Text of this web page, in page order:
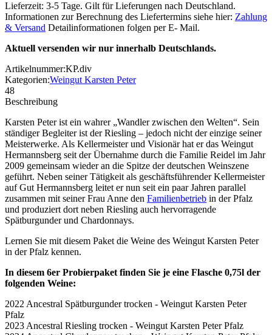
Lieferzeit: 3-5 Tage. Gilt für Lieferungen nach Deutschland.
Informationen zur Berechnung des Liefertermins siehe hier: Zahlung
& Versand Detailinformationen folgen per E- Mail.
Aktuell versenden wir nur innerhalb Deutschlands.
Artikelnummer:KP.div
Kategorien:Weingut Karsten Peter
48
Beschreibung
Karsten Peter ist ein wahrer „Wandler zwischen den Welten“. Sein
ständiger Begleiter ist der Riesling – jedoch nicht der einzige seiner
Meisterwerke. Als Kellermeister und Visionär hat er das Weingut
Hermannsberg seit der Übernahme durch die Familie Reidel im Jahr
2009 gemeinsam wieder an die Spitze der deutschen Weinszene
geführt. Neben seiner Tätigkeit als geschäftsführender Kellermeister
auf Gut Hermannsberg leitet er nun seit ein paar Jahren parallel
zusammen mit seiner Frau Anne den Familienbetrieb in der Pfalz
und produziert dort neben Riesling auch hervorragende
Spätburgunder und Chardonnays.
Lernen Sie mit diesem Paket die Weine des Weingut Karsten Peter
in der Pfalz kennen.
In diesem 6er Probierpaket finden Sie je eine Flasche 0,75l der
folgenden Weine:
2022 Ancestral Spätburgunder trocken - Weingut Karsten Peter
Pfalz
2023 Ancestral Riesling trocken - Weingut Karsten Peter Pfalz